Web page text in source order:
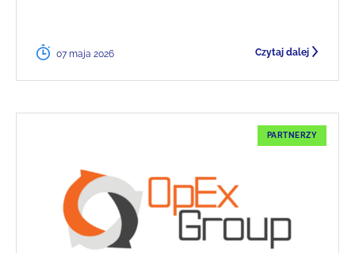
07 maja 2026 Czytaj dalej
PARTNERZY